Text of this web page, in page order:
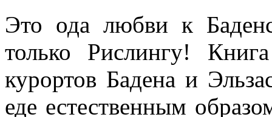
Это ода любви к
только Рислингу!
курортов Бадена и
еде естественным